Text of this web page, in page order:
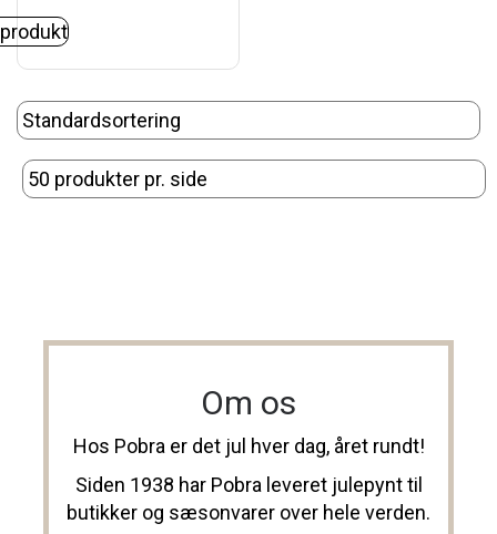
Om os
Hos Pobra er det jul hver dag, året rundt!
Siden 1938 har Pobra leveret julepynt til
butikker og sæsonvarer over hele verden.